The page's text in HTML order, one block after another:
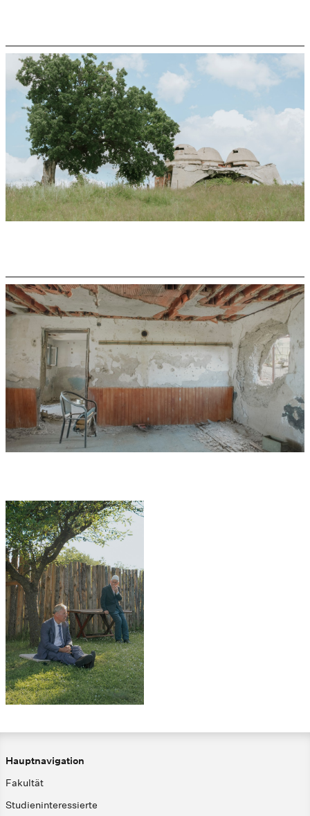
Hauptnavigation
Fakultät
Studieninteressierte